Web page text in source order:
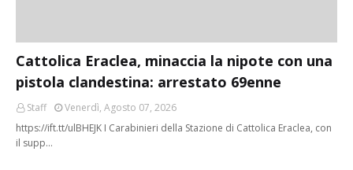
Cattolica Eraclea, minaccia la nipote con una
pistola clandestina: arrestato 69enne
Staff
Venerdì, Agosto 07, 2026
https://ift.tt/ulBHEJK I Carabinieri della Stazione di Cattolica Eraclea, con
il supp…